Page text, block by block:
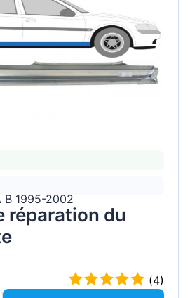
B 1995-2002
réparation du
(4)